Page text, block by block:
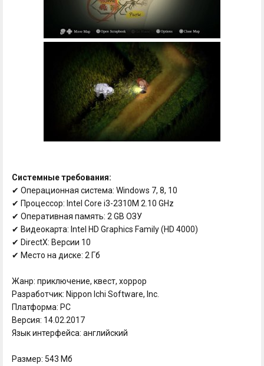
Системные требования:
✔ Операционная система: Windows 7, 8, 10
✔ Процессор: Intel Core i3-2310M 2.10 GHz
✔ Оперативная память: 2 GB ОЗУ
✔ Видеокарта: Intel HD Graphics Family (HD 4000)
✔ DirectX: Версии 10
✔ Место на диске: 2 Гб
Жанр: приключение, квест, хоррор
Разработчик: Nippon Ichi Software, Inc.
Платформа: PC
Версия: 14.02.2017
Язык интерфейса: английский
Размер: 543 Мб